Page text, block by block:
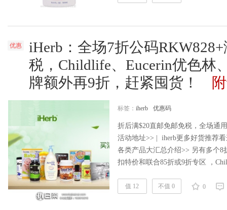
优惠
iHerb：全场7折公码
税，Childlife、Eucerin优色林
牌额外再9折，赶紧囤货！
标签： iherb 优惠码
折后满$20直邮免邮免税，全场通
活动地址>> | iherb更多好货推荐
各类产品大汇总介绍>> 另有多个8
扣特价和联合85折或9折专区 ，
前100位商品列表>>……阅读全文
值 12 不值 0 0